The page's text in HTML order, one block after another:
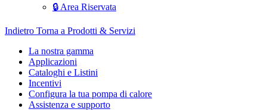
🔒 Area Riservata
Indietro Torna a Prodotti & Servizi
La nostra gamma
Applicazioni
Cataloghi e Listini
Incentivi
Configura la tua pompa di calore
Assistenza e supporto